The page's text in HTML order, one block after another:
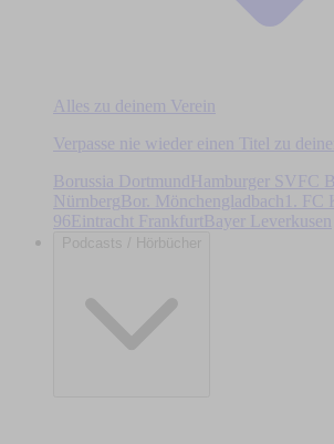
Alles zu deinem Verein
Verpasse nie wieder einen Titel zu
Borussia DortmundHamburger SV FC
Nürnberg Bor. Mönchengladbach 1. FC
96Eintracht Frankfurt Bayer Leverkusen
Podcasts / Hörbücher